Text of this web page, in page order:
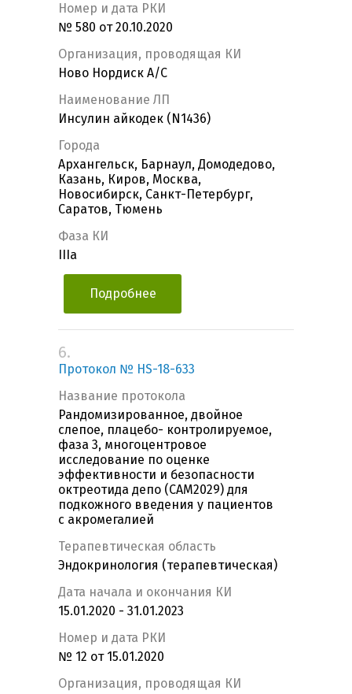
Номер и дата РКИ
№ 580 от 20.10.2020
Организация, проводящая КИ
Ново Нордиск А/С
Наименование ЛП
Инсулин айкодек (N1436)
Города
Архангельск, Барнаул, Домодедово,
Казань, Киров, Москва,
Новосибирск, Санкт-Петербург,
Саратов, Тюмень
Фаза КИ
IIIa
Подробнее
6.
Протокол № HS-18-633
Название протокола
Рандомизированное, двойное
слепое, плацебо- контролируемое,
фаза 3, многоцентровое
исследование по оценке
эффективности и безопасности
октреотида депо (CAM2029) для
подкожного введения у пациентов
с акромегалией
Терапевтическая область
Эндокринология (терапевтическая)
Дата начала и окончания КИ
15.01.2020 - 31.01.2023
Номер и дата РКИ
№ 12 от 15.01.2020
Организация, проводящая КИ